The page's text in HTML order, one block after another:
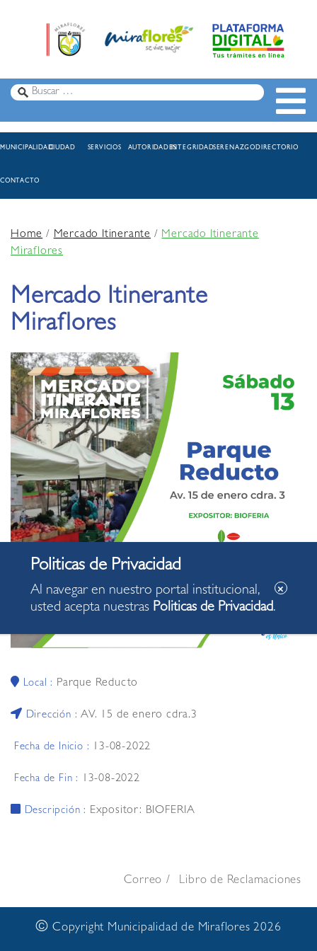
MUNICIPALIDADCIUDAD SERVICIOS AUTORIDADESINTEGRIDADSERENAZGODIRECTORIO
CONTACTO
Home/Mercado Itinerante /Mercado Itinerante
Miraflores
Mercado Itinerante
Miraflores
Local : Parque Reducto
Dirección :AV. 15 de enero cdra.3
Fecha de Inicio : 13-08-2022
Fecha de Fin : 13-08-2022
Descripción : Expositor: BIOFERIA
Correo Libro de Reclamaciones
© Copyright Municipalidad de Miraflores 2026
Al navegar en nuestro portal institucional,
usted acepta nuestras Politicas de Privacidad.